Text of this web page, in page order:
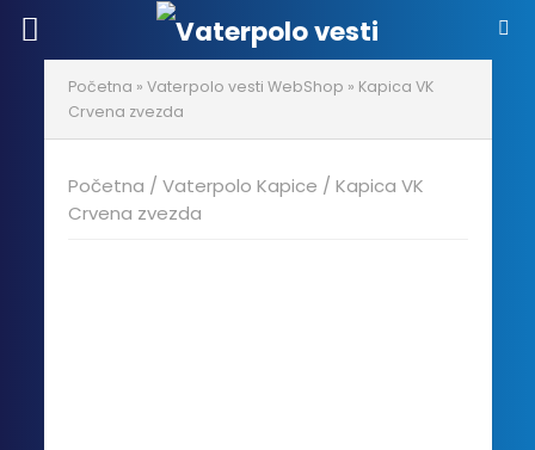
Početna » Vaterpolo vesti WebShop » Kapica VK
Crvena zvezda
Početna / Vaterpolo Kapice / Kapica VK
Crvena zvezda